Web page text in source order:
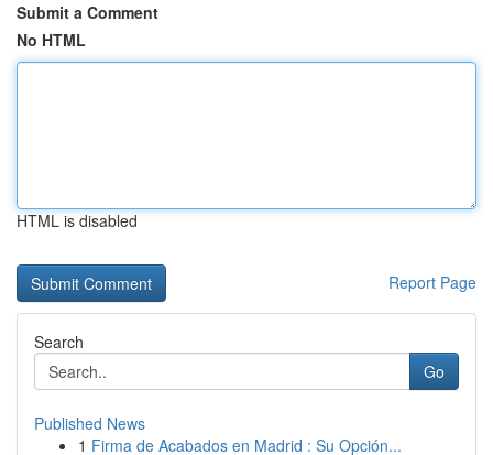
Submit a Comment
No HTML
HTML is disabled
Report Page
Search
Go
Published News
1 Firma de Acabados en Madrid : Su Opción...